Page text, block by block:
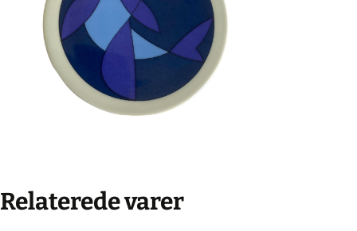
Relaterede varer